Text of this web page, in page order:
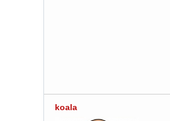
koala